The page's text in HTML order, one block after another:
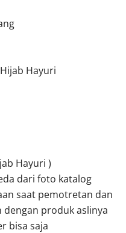
Hayuri
Hayuri )
dari foto katalog
saat pemotretan dan
produk aslinya
bisa saja